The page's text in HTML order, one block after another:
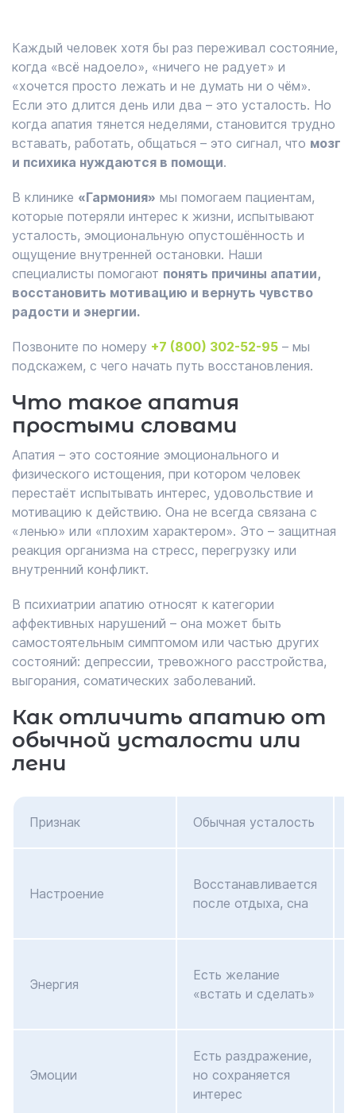
Каждый человек хотя бы раз переживал состояние,
когда «всё надоело», «ничего не радует» и
«хочется просто лежать и не думать ни о чём».
Если это длится день или два – это усталость. Но
когда апатия тянется неделями, становится трудно
вставать, работать, общаться – это сигнал, что мозг
и психика нуждаются в помощи.
В клинике «Гармония» мы помогаем пациентам,
которые потеряли интерес к жизни, испытывают
усталость, эмоциональную опустошённость и
ощущение внутренней остановки. Наши
специалисты помогают понять причины апатии,
восстановить мотивацию и вернуть чувство
радости и энергии.
Позвоните по номеру +7 (800) 302-52-95 – мы
подскажем, с чего начать путь восстановления.
Что такое апатия
простыми словами
Апатия – это состояние эмоционального и
физического истощения, при котором человек
перестаёт испытывать интерес, удовольствие и
мотивацию к действию. Она не всегда связана с
«ленью» или «плохим характером». Это – защитная
реакция организма на стресс, перегрузку или
внутренний конфликт.
В психиатрии апатию относят к категории
аффективных нарушений – она может быть
самостоятельным симптомом или частью других
состояний: депрессии, тревожного расстройства,
выгорания, соматических заболеваний.
Как отличить апатию от
обычной усталости или
лени
Признак Обычная усталость
Настроение
Восстанавливается
после отдыха, сна
Энергия
Есть желание
«встать и сделать»
Эмоции
Есть раздражение,
но сохраняется
интерес